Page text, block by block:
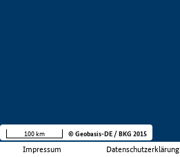
Impressum Datenschutzerklärung
100 km © Geobasis-DE / BKG 2015